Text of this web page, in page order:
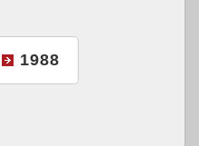
1988